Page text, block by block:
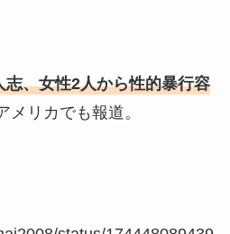
、女性2人から性的暴行容
メリカでも報道。